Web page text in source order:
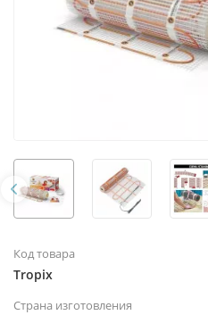
Код товара
Tropix
Страна изготовления